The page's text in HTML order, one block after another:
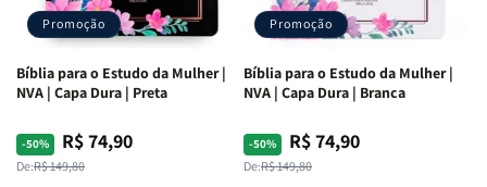
Promoção
Bíblia para o Estudo da Mulher |
NVA | Capa Dura | Preta
-50%
Preço
normal
De:R$ 149,80
Preço
promocional
R$ 74,90
Promoção
Bíblia para o Estudo da Mulher |
NVA | Capa Dura | Branca
-50%
Preço
normal
De:R$ 149,80
Preço
promocional
R$ 74,90